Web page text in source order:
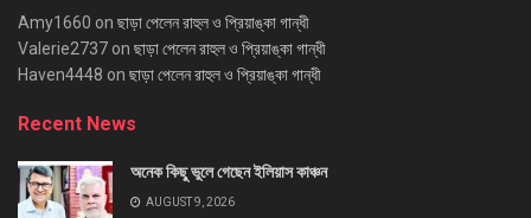
Amy1660 on ছাড়া পেলেন রাহুল ও প্রিয়াঙ্কা গান্ধী
Valerie2737 on ছাড়া পেলেন রাহুল ও প্রিয়াঙ্কা গান্ধী
Haven4448 on ছাড়া পেলেন রাহুল ও প্রিয়াঙ্কা গান্ধী
Recent News
অনেক কিছু ভুলে গেছেন ইলিয়াস কাঞ্চন
AUGUST 9, 2026